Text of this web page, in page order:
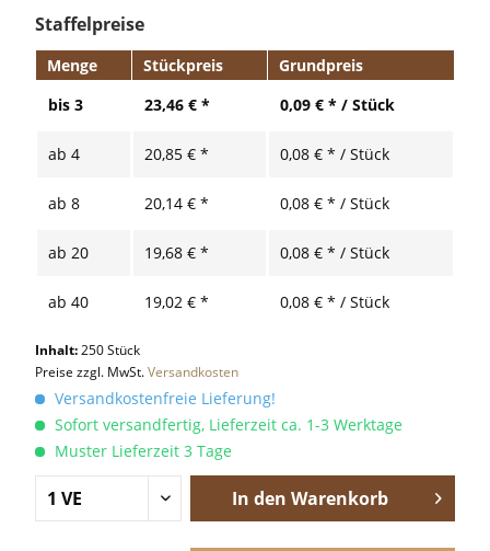
Staffelpreise
Menge Stückpreis
Grundpreis
bis 3 23,46 € * 0,09 € * / Stück
ab 4 20,85 € * 0,08 € * / Stück
ab 8 20,14 € * 0,08 € * / Stück
ab 20 19,68 € * 0,08 € * / Stück
ab 40 19,02 € * 0,08 € * / Stück
Inhalt:250 Stück
Preise zzgl. MwSt.Versandkosten
Versandkostenfreie Lieferung!
Sofort versandfertig, Lieferzeit ca. 1-3 Werktage
Muster Lieferzeit 3 Tage
In den Warenkorb